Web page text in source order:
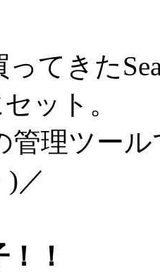
てきた
ット。
管理ツー
)／
！